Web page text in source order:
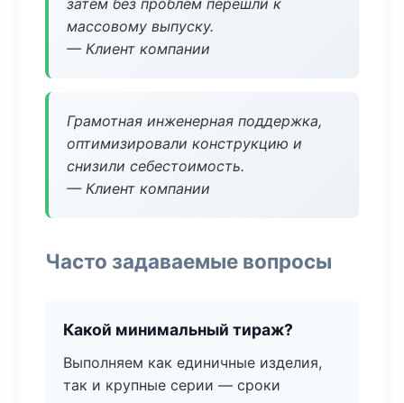
затем без проблем перешли к
массовому выпуску.
— Клиент компании
Грамотная инженерная поддержка,
оптимизировали конструкцию и
снизили себестоимость.
— Клиент компании
Часто задаваемые вопросы
Какой минимальный тираж?
Выполняем как единичные изделия,
так и крупные серии — сроки